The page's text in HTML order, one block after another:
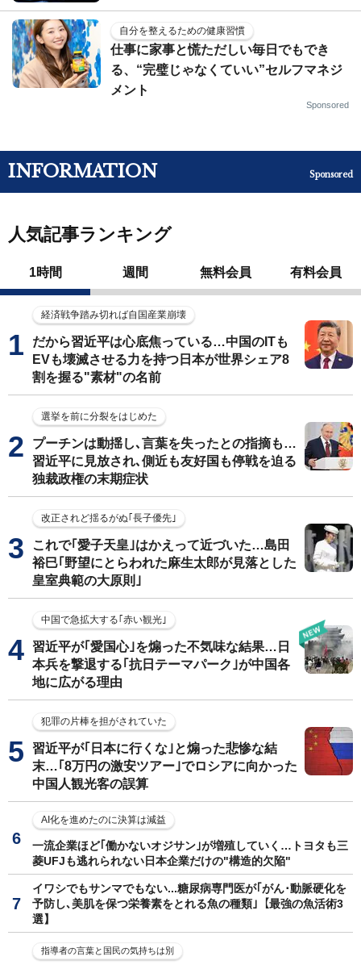
自分を整えるための健康習慣
仕事に家事と慌ただしい毎日でもでき
る、“完璧じゃなくていい”セルフマネジ
メント
Sponsored
INFORMATION Sponsored
人気記事ランキング
1時間 週間 無料会員 有料会員
経済戦争踏み切れば自国産業崩壊
だから習近平は心底焦っている…中国のITも
EVも壊滅させる力を持つ日本が世界シェア8
割を握る"素材"の名前
選挙を前に分裂をはじめた
プーチンは動揺し､言葉を失ったとの指摘も…
習近平に見放され､側近も友好国も停戦を迫る
独裁政権の末期症状
改正されど揺るがぬ｢長子優先｣
これで｢愛子天皇｣はかえって近づいた…島田
裕巳｢野望にとらわれた麻生太郎が見落とした
皇室典範の大原則｣
中国で急拡大する｢赤い観光｣
習近平が｢愛国心｣を煽った不気味な結果…日
本兵を撃退する｢抗日テーマパーク｣が中国各
地に広がる理由
犯罪の片棒を担がされていた
習近平が｢日本に行くな｣と煽った悲惨な結
末…｢8万円の激安ツアー｣でロシアに向かった
中国人観光客の誤算
AI化を進めたのに決算は減益
一流企業ほど｢働かないオジサン｣が増殖していく…トヨタも三
菱UFJも逃れられない日本企業だけの"構造的欠陥"
イワシでもサンマでもない...糖尿病専門医が｢がん･動脈硬化を
予防し､美肌を保つ栄養素をとれる魚の種類｣【最強の魚活術3
選】
指導者の言葉と国民の気持ちは別